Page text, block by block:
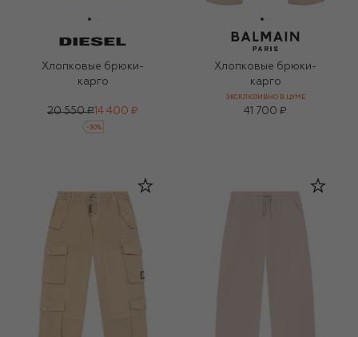
Хлопковые брюки-
карго
20 550 ₽ 14 400 ₽
-30%
Хлопковые брюки-
карго
ЭКСКЛЮЗИВНО В ЦУМЕ
41 700 ₽